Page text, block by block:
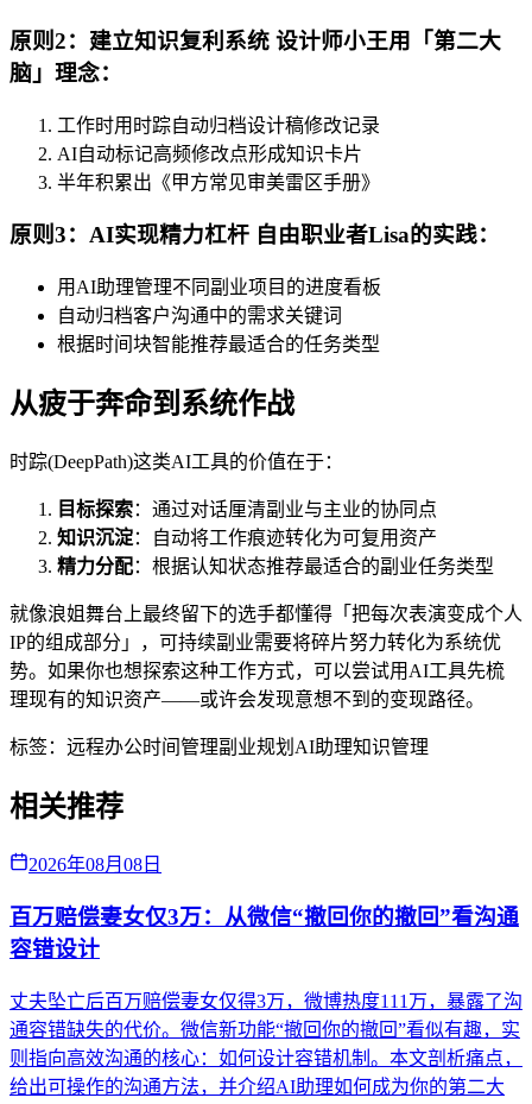
原则2：建立知识复利系统 设计师小王用「第二大
脑」理念：
工作时用时踪自动归档设计稿修改记录
AI自动标记高频修改点形成知识卡片
半年积累出《甲方常见审美雷区手册》
原则3：AI实现精力杠杆 自由职业者Lisa的实践：
用AI助理管理不同副业项目的进度看板
自动归档客户沟通中的需求关键词
根据时间块智能推荐最适合的任务类型
从疲于奔命到系统作战
时踪(DeepPath)这类AI工具的价值在于：
目标探索：通过对话厘清副业与主业的协同点
知识沉淀：自动将工作痕迹转化为可复用资产
精力分配：根据认知状态推荐最适合的副业任务类型
就像浪姐舞台上最终留下的选手都懂得「把每次表演变成个人
IP的组成部分」，可持续副业需要将碎片努力转化为系统优
势。如果你也想探索这种工作方式，可以尝试用AI工具先梳
理现有的知识资产——或许会发现意想不到的变现路径。
标签： 远程办公时间管理副业规划 AI助理知识管理
相关推荐
2026年08月08日
百万赔偿妻女仅3万：从微信“撤回你的撤回”看沟通
容错设计
丈夫坠亡后百万赔偿妻女仅得3万，微博热度111万，暴露了沟
通容错缺失的代价。微信新功能“撤回你的撤回”看似有趣，实
则指向高效沟通的核心：如何设计容错机制。本文剖析痛点，
给出可操作的沟通方法，并介绍AI助理如何成为你的第二大